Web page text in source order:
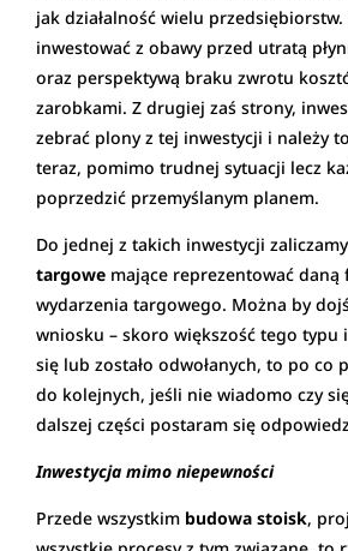
jak działalność wielu
inwestować z obawy przed utratą
oraz perspektywą braku zwrotu
zarobkami. Z drugiej zaś strony,
zebrać plony z tej inwestycji i należy
teraz, pomimo trudnej sytuacji lecz
poprzedzić przemyślanym planem.
Do jednej z takich inwestycji zaliczamy
targowe mające reprezentować daną
wydarzenia targowego. Można by
wniosku – skoro większość tego typu
się lub zostało odwołanych, to po co
do kolejnych, jeśli nie wiadomo czy
dalszej części postaram się
Inwestycja mimo niepewności
Przede wszystkim budowa stoisk,